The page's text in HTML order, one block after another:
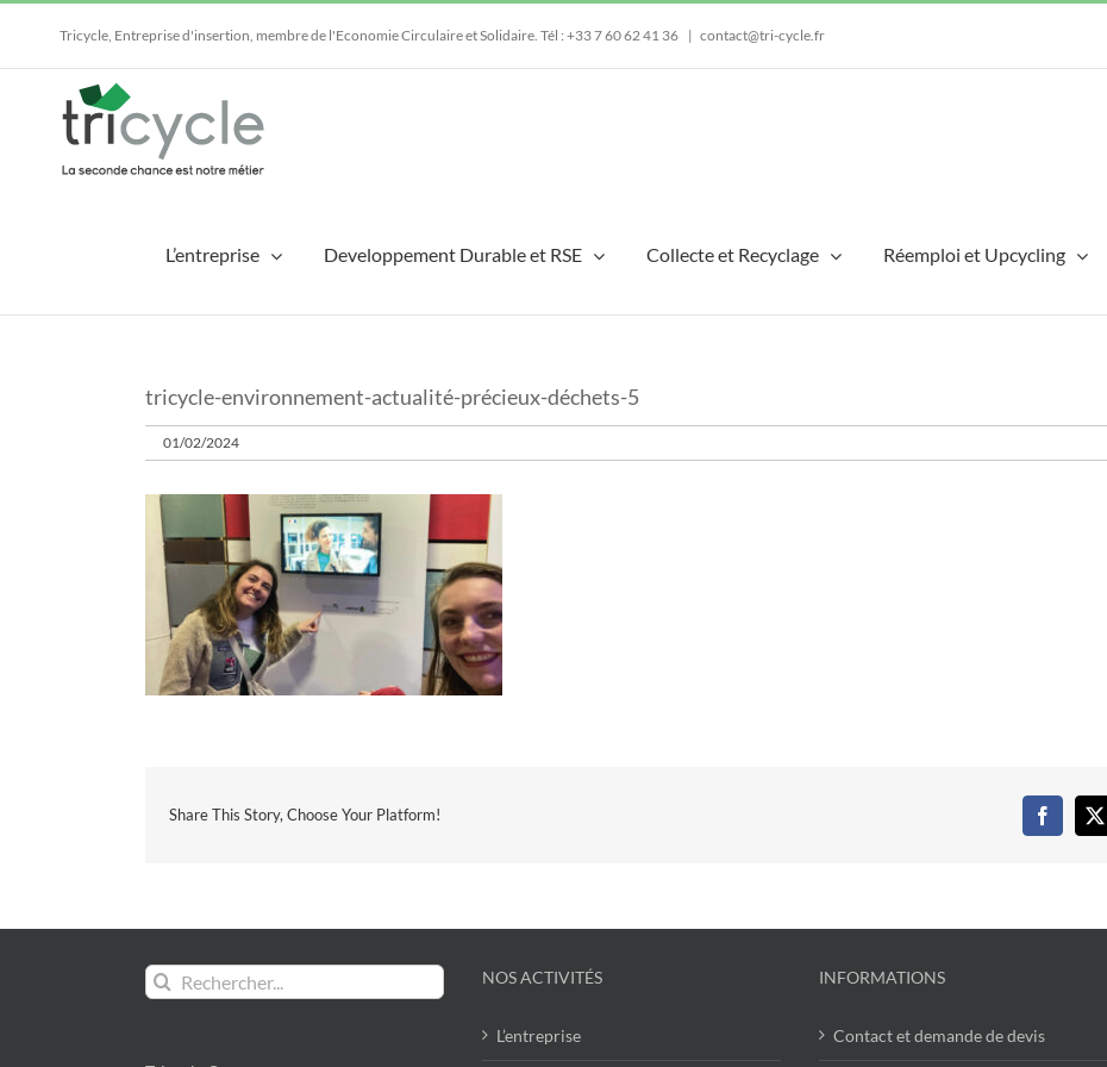
Tricycle, Entreprise d'insertion, membre de l'Economie Circulaire et Solidaire. Tél : +33 7 60 62 41 36 | contact@tri-cycle.fr
L’entreprise Developpement Durable et RSE Collecte et Recyclage Réemploi et Upcycling
tricycle-environnement-actualité-précieux-déchets-5
01/02/2024
Share This Story, Choose Your Platform! Facebook
X
Rechercher: NOS ACTIVITÉS
L’entreprise
INFORMATIONS
Contact et demande de devis